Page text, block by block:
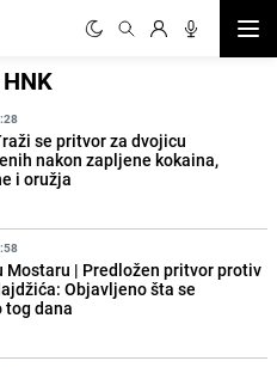
se pritvor za dvojicu
nakon zapljene kokaina,
i oružja
Mostaru | Predložen pritvor protiv
Objavljeno šta se
tog dana